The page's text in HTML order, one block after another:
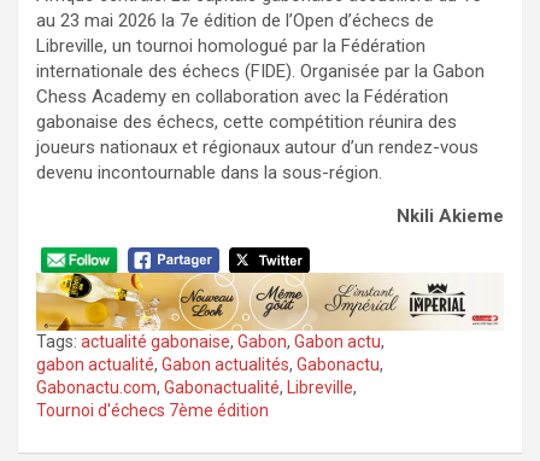
au 23 mai 2026 la 7e édition de l’Open d’échecs de
Libreville, un tournoi homologué par la Fédération
internationale des échecs (FIDE). Organisée par la Gabon
Chess Academy en collaboration avec la Fédération
gabonaise des échecs, cette compétition réunira des
joueurs nationaux et régionaux autour d’un rendez-vous
devenu incontournable dans la sous-région.
Nkili Akieme
Tags: actualité gabonaise, Gabon, Gabon actu,
gabon actualité, Gabon actualités, Gabonactu,
Gabonactu.com, Gabonactualité, Libreville,
Tournoi d'échecs 7ème édition